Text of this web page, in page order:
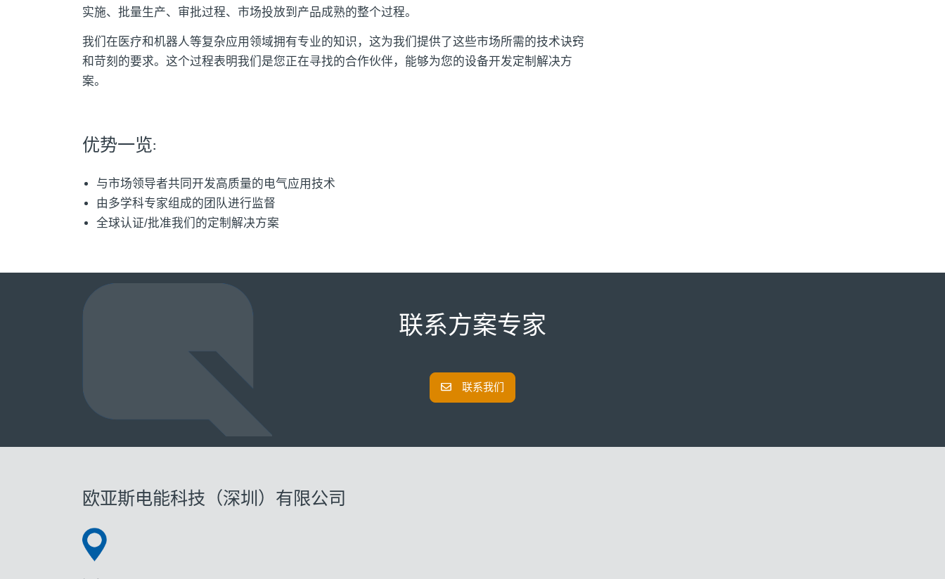
实施、批量生产、审批过程、市场投放到产品成熟的整个过程。
我们在医疗和机器人等复杂应用领域拥有专业的知识，这为我们提供了这些市场所需的技术诀窍
和苛刻的要求。这个过程表明我们是您正在寻找的合作伙伴，能够为您的设备开发定制解决方
案。
优势一览:
与市场领导者共同开发高质量的电气应用技术
由多学科专家组成的团队进行监督
全球认证/批准我们的定制解决方案
联系方案专家
联系我们
欧亚斯电能科技（深圳）有限公司